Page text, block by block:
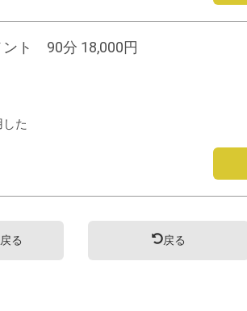
ント 90分 18,000円
た
る 戻る